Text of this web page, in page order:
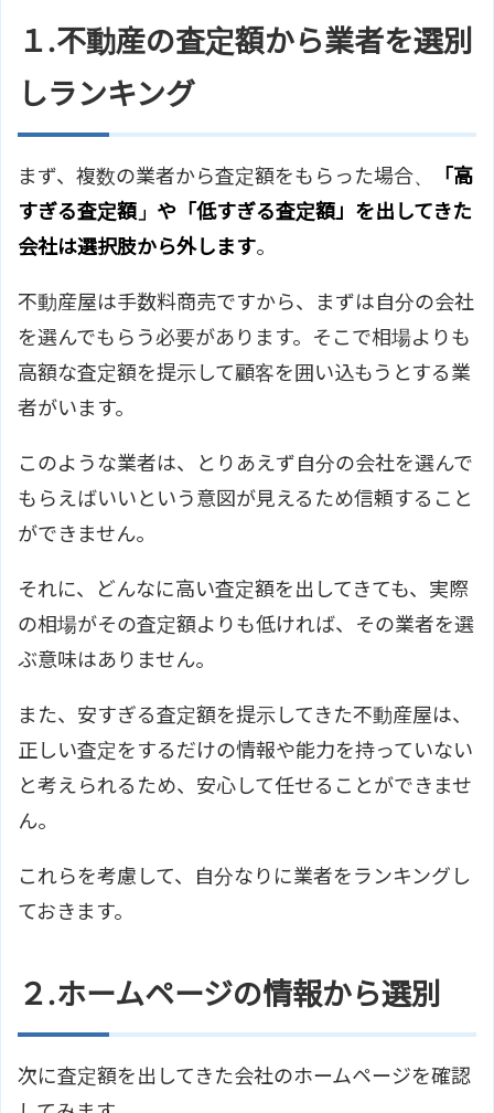
１.不動産の査定額から業者を選別
しランキング
まず、複数の業者から査定額をもらった場合、
「高
すぎる査定額」や「低すぎる査定額」を出してきた
会社は選択肢から外します。
不動産屋は手数料商売ですから、まずは自分の会社
を選んでもらう必要があります。そこで相場よりも
高額な査定額を提示して顧客を囲い込もうとする業
者がいます。
このような業者は、とりあえず自分の会社を選んで
もらえばいいという意図が見えるため信頼すること
ができません。
それに、どんなに高い査定額を出してきても、実際
の相場がその査定額よりも低ければ、その業者を選
ぶ意味はありません。
また、安すぎる査定額を提示してきた不動産屋は、
正しい査定をするだけの情報や能力を持っていない
と考えられるため、安心して任せることができませ
ん。
これらを考慮して、自分なりに業者をランキングし
ておきます。
２.ホームページの情報から選別
次に査定額を出してきた会社のホームページを確認